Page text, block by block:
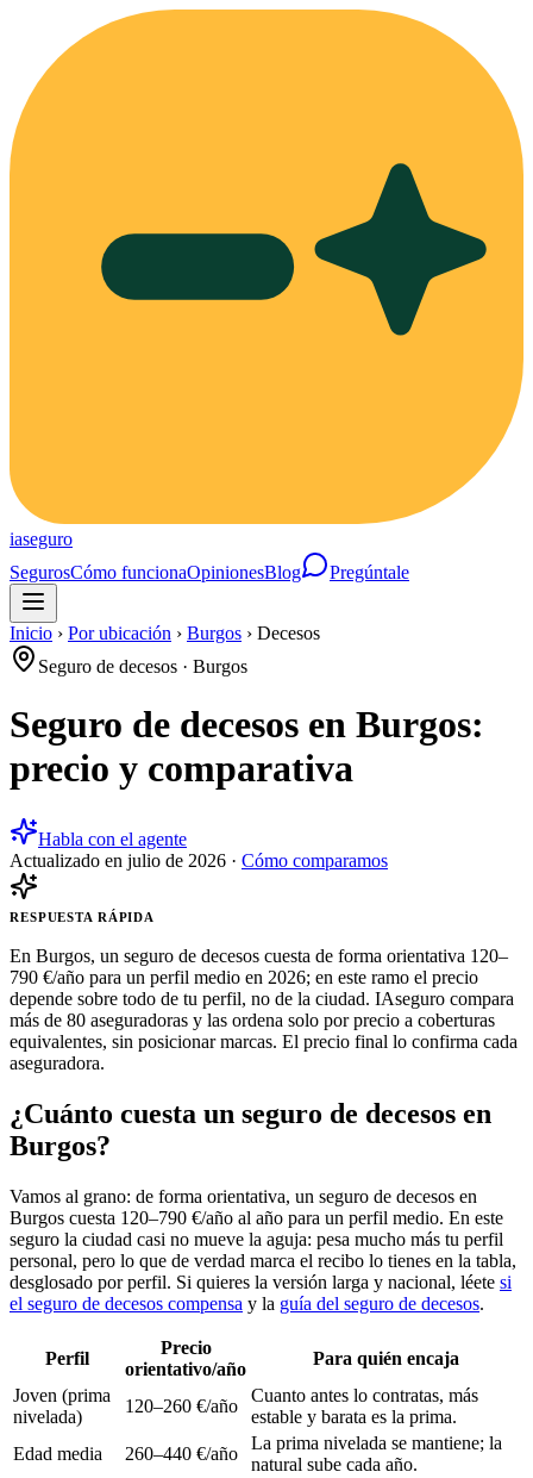
iaseguro
SegurosCómo funcionaOpinionesBlog Pregúntale
Inicio › Por ubicación › Burgos › Decesos
Seguro de decesos · Burgos
Seguro de decesos en Burgos:
precio y comparativa
Habla con el agente
Actualizado en julio de 2026 · Cómo comparamos
RESPUESTA RÁPIDA
En Burgos, un seguro de decesos cuesta de forma orientativa 120–
790 €/año para un perfil medio en 2026; en este ramo el precio
depende sobre todo de tu perfil, no de la ciudad. IAseguro compara
más de 80 aseguradoras y las ordena solo por precio a coberturas
equivalentes, sin posicionar marcas. El precio final lo confirma cada
aseguradora.
¿Cuánto cuesta un seguro de decesos en
Burgos?
Vamos al grano: de forma orientativa, un seguro de decesos en
Burgos cuesta 120–790 €/año al año para un perfil medio. En este
seguro la ciudad casi no mueve la aguja: pesa mucho más tu perfil
personal, pero lo que de verdad marca el recibo lo tienes en la tabla,
desglosado por perfil. Si quieres la versión larga y nacional, léete si
el seguro de decesos compensa y la guía del seguro de decesos.
Perfil
Precio
orientativo/año
Para quién encaja
Joven (prima
nivelada)
120–260 €/año
Cuanto antes lo contratas, más
estable y barata es la prima.
Edad media
260–440 €/año
La prima nivelada se mantiene; la
natural sube cada año.